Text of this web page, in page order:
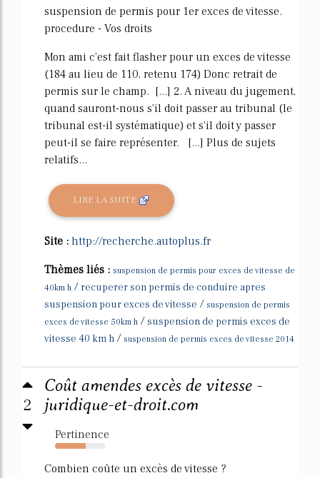
suspension de permis pour 1er exces de vitesse.
procedure - Vos droits
Mon ami c'est fait flasher pour un exces de vitesse
(184 au lieu de 110, retenu 174) Donc retrait de
permis sur le champ. [...] 2. A niveau du jugement,
quand sauront-nous s'il doit passer au tribunal (le
tribunal est-il systématique) et s'il doit y passer
peut-il se faire représenter. [...] Plus de sujets
relatifs...
LIRE LA SUITE
Site : http://recherche.autoplus.fr
Thèmes liés : suspension de permis pour exces de vitesse de
40km h / recuperer son permis de conduire apres
suspension pour exces de vitesse / suspension de permis
exces de vitesse 50km h /suspension de permis exces de
vitesse 40 km h / suspension de permis exces de vitesse 2014
2
Coût amendes excès de vitesse -
juridique-et-droit.com
Pertinence
62%
Combien coûte un excès de vitesse ?